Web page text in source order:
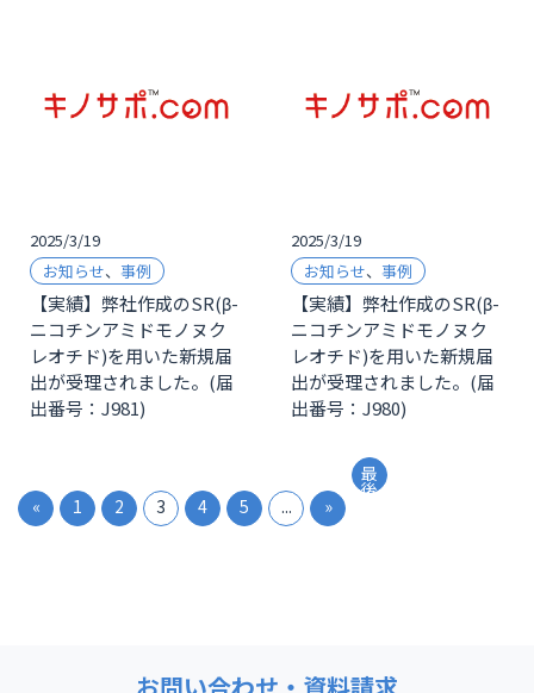
2025/3/19
お知らせ、 事例
【実績】弊社作成のSR(β-
ニコチンアミドモノヌク
レオチド)を用いた新規届
出が受理されました。(届
出番号：J981)
2025/3/19
お知らせ、 事例
【実績】弊社作成のSR(β-
ニコチンアミドモノヌク
レオチド)を用いた新規届
出が受理されました。(届
出番号：J980)
« 1 2 3 4 5 ... »
最
後